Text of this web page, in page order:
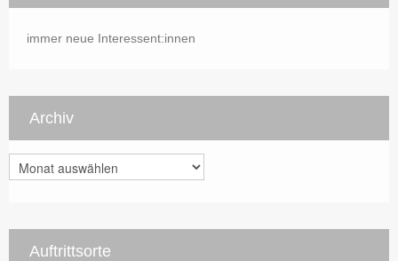
immer neue Interessent:innen
Archiv
Archiv
Auftrittsorte